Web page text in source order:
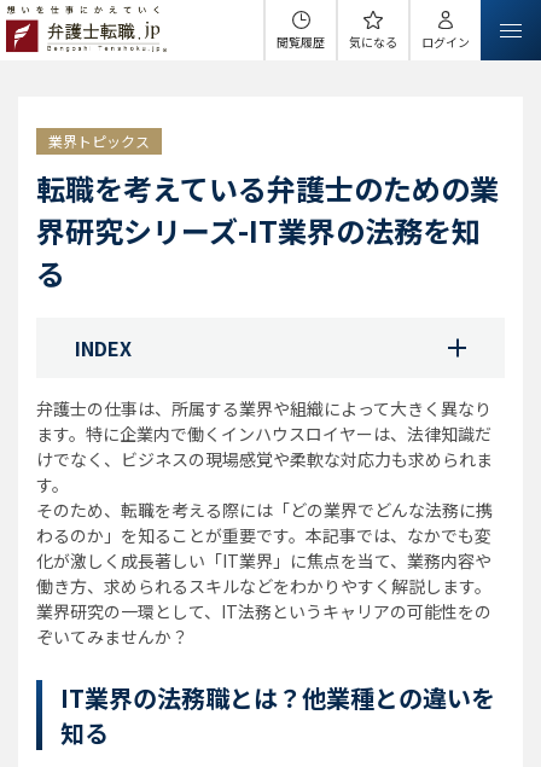
閲覧履歴 気になる ログイン
業界トピックス
転職を考えている弁護士のための業
界研究シリーズ-IT業界の法務を知
る
INDEX
弁護士の仕事は、所属する業界や組織によって大きく異なり
ます。特に企業内で働くインハウスロイヤーは、法律知識だ
けでなく、ビジネスの現場感覚や柔軟な対応力も求められま
す。
そのため、転職を考える際には「どの業界でどんな法務に携
わるのか」を知ることが重要です。本記事では、なかでも変
化が激しく成長著しい「IT業界」に焦点を当て、業務内容や
働き方、求められるスキルなどをわかりやすく解説します。
業界研究の一環として、IT法務というキャリアの可能性をの
ぞいてみませんか？
IT業界の法務職とは？他業種との違いを
知る